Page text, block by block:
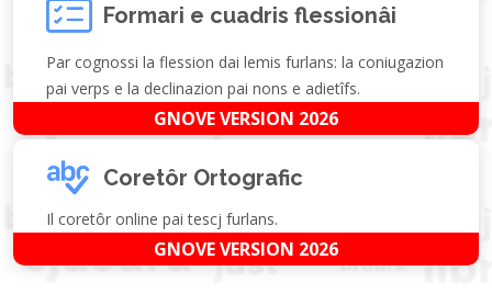
Formari e cuadris flessionâi
Par cognossi la flession dai lemis furlans: la coniugazion
pai verps e la declinazion pai nons e adietîfs.
GNOVE VERSION 2026
Coretôr Ortografic
Il coretôr online pai tescj furlans.
GNOVE VERSION 2026